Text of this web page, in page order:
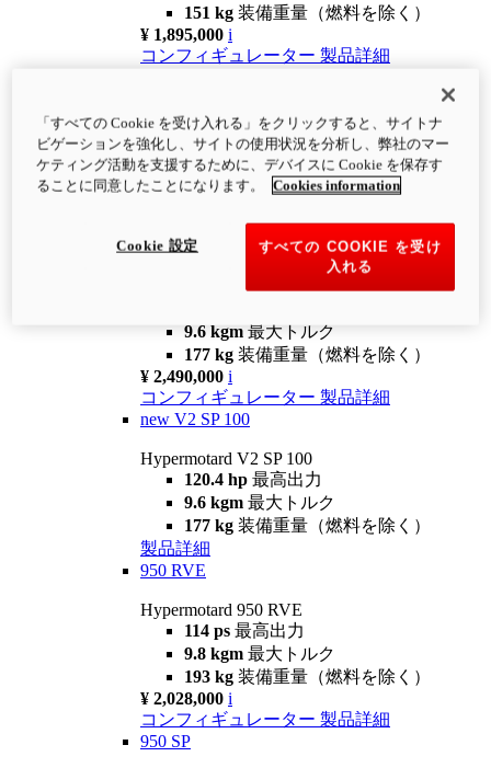
151 kg 装備重量（燃料を除く）
¥ 1,895,000 i
コンフィギュレーター 製品詳細
Hypermotard V2
120.4 hp最高出力
9.6 kgm最大トルク
180 kg装備重量（燃料を除く）
コンフィギュレーター 製品詳細
newV2 SP
Hypermotard V2 SP
9.6 kgm 最大トルク
177 kg 装備重量（燃料を除く）
¥ 2,490,000 i
コンフィギュレーター 製品詳細
new V2 SP 100
Hypermotard V2 SP 100
120.4 hp 最高出力
9.6 kgm 最大トルク
177 kg 装備重量（燃料を除く）
製品詳細
950 RVE
Hypermotard 950 RVE
114 ps 最高出力
9.8 kgm 最大トルク
193 kg 装備重量（燃料を除く）
¥ 2,028,000 i
コンフィギュレーター 製品詳細
950 SP
「すべての Cookie を受け入れる」をクリックすると、サイトナ
ビゲーションを強化し、サイトの使用状況を分析し、弊社のマー
ケティング活動を支援するために、デバイスに Cookie を保存す
ることに同意したことになります。
Cookies information
すべての COOKIE を受け
入れる
Cookie 設定